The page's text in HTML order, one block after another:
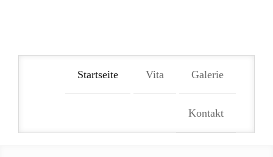
Startseite Vita Galerie
Kontakt